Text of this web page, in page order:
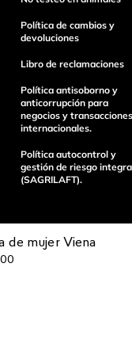
de mujer Viena
00
Política de cambios y
devoluciones
Libro de reclamaciones
Política antisoborno y
anticorrupción para
negocios y transacciones
internacionales.
Política autocontrol y
gestión de riesgo
(SAGRILAFT).